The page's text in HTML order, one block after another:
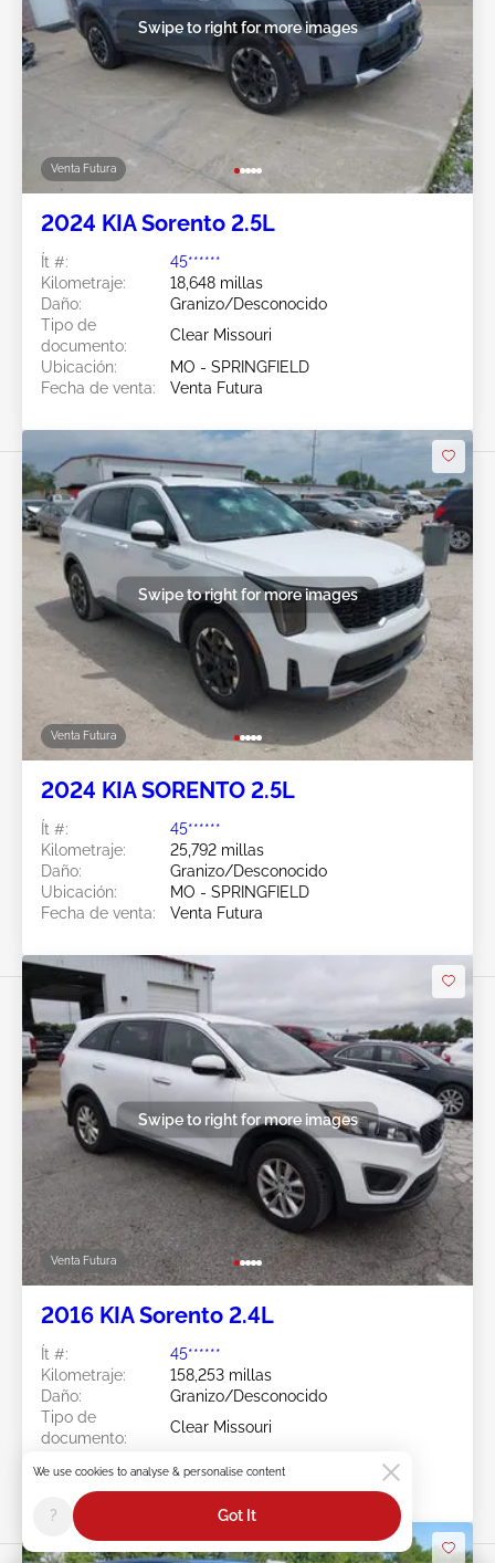
Venta Futura
Swipe to right for more images
2024 KIA Sorento 2.5L
Ít #:
45******
Kilometraje:
18,648 millas
Daño:
Granizo/Desconocido
Tipo de
documento:
Clear Missouri
Ubicación:
MO - SPRINGFIELD
Fecha de venta:
Venta Futura
Venta Futura
Swipe to right for more images
2024 KIA SORENTO 2.5L
Ít #:
45******
Kilometraje:
25,792 millas
Daño:
Granizo/Desconocido
Ubicación:
MO - SPRINGFIELD
Fecha de venta:
Venta Futura
Venta Futura
Swipe to right for more images
2016 KIA Sorento 2.4L
Ít #:
45******
Kilometraje:
158,253 millas
Daño:
Granizo/Desconocido
Tipo de
documento:
Clear Missouri
Fecha de venta:
Venta Futura
We use cookies to analyse & personalise content
? Got It